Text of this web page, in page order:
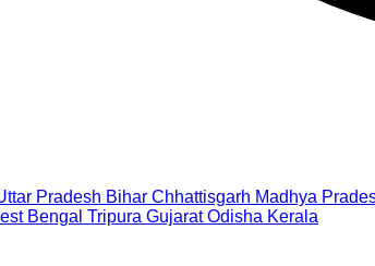
Pradesh Bihar Chhattisgarh Madhya
Bengal Tripura Gujarat Odisha Kerala